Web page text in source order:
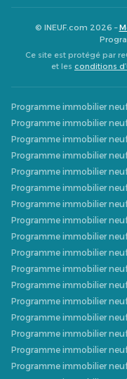
© INEUF.com 2026 –
Ce site est protégé par
et les conditions
Programme immobilier
Programme immobilier
Programme immobilier
Programme immobilier
Programme immobilier
Programme immobilier
Programme immobilier
Programme immobilier
Programme immobilier
Programme immobilier
Programme immobilier
Programme immobilier
Programme immobilier
Programme immobilier
Programme immobilier
Programme immobilier
Programme immobilier